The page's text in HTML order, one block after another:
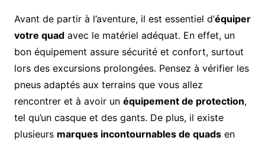
Avant de partir à l’aventure, il est essentiel d’équiper
votre quadavec le matériel adéquat. En effet, un
bon équipement assure sécurité et confort, surtout
lors des excursions prolongées. Pensez à vérifier les
pneus adaptés aux terrains que vous allez
rencontrer et à avoir un équipement de protection,
tel qu’un casque et des gants. De plus, il existe
plusieurs marques incontournables de quadsen